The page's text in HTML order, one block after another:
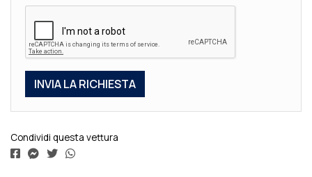
Condividi questa vettura